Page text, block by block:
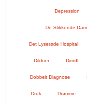
Depression
De Stikkende
Det Lyserøde Hospital
Dildoer Dirndl
Dobbelt Diagnose
Druk Drømme